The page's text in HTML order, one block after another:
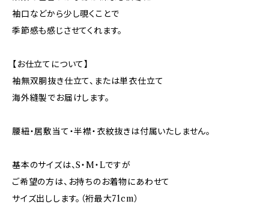
袖口などから少し覗くことで
季節感も感じさせてくれます。
【お仕立てについて】
袖無双胴抜き仕立て、または単衣仕立て
海外縫製でお届けします。
腰紐・居敷当て・半襟・衣紋抜きは付属いたしません。
基本のサイズは、S・M・Lですが
ご希望の方は、お持ちのお着物にあわせて
サイズ出しします。（裄最大71cm）